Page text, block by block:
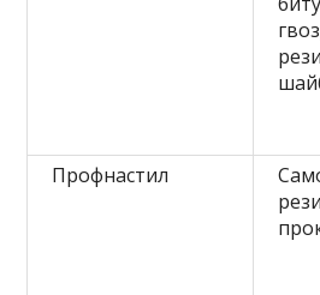
Профнастил